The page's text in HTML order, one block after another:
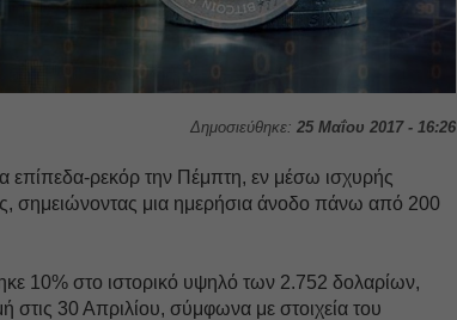
Δημοσιεύθηκε: 25 Μαΐου 2017 - 16:26
ρεκόρ την Πέμπτη, εν μέσω ισχυρής
σημειώνοντας μια ημερήσια άνοδο πάνω από 200
10% στο ιστορικό υψηλό των 2.752 δολαρίων,
στις 30 Απριλίου, σύμφωνα με στοιχεία του